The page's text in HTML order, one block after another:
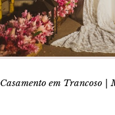
Casamento em Trancoso